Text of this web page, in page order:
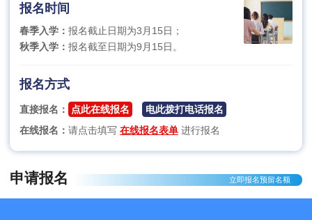
报名时间
春季入学： 报名截止日期为3月15日；
秋季入学： 报名截至日期为9月15日。
报名方式
直接报名： 点此在线报名
电此拨打电话报名
在线报名： 请点击填写 在线报名表单 进行报名
申请报名 立即报名预留名额